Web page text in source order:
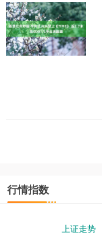
行情指数
上证走势